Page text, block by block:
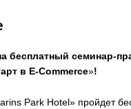
бесплатный семинар-
в E-Commerce»!
Park Hotel» пройдет